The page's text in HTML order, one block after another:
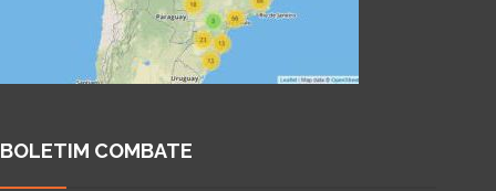
BOLETIM COMBATE